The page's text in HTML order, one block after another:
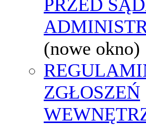
PRZED
(nowe okno)
ZGŁOSZEŃ